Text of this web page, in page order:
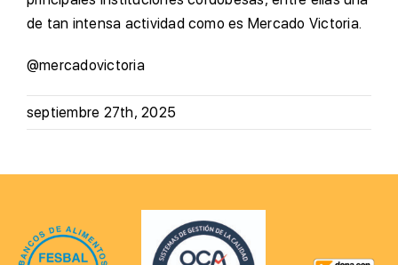
de tan intensa actividad como es Mercado Victoria.
@mercadovictoria
septiembre 27th, 2025